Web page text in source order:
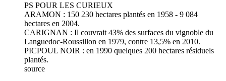
PS POUR LES CURIEUX
ARAMON : 150 230 hectares plantés en 1958 - 9 084
hectares en 2004.
CARIGNAN : Il couvrait 43% des surfaces du vignoble du
Languedoc-Roussillon en 1979, contre 13,5% en 2010.
PICPOUL NOIR : en 1990 quelques 200 hectares résiduels
plantés.
source